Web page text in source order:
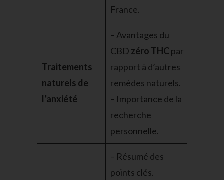
France.
Traitements
naturels de
l’anxiété
– Avantages du
CBD zéro THCpar
rapport à d’autres
remèdes naturels.
– Importance de la
recherche
personnelle.
– Résumé des
points clés.